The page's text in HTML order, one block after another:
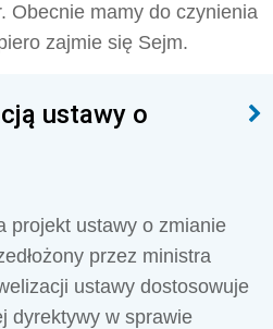
Obecnie mamy do czynienia
zajmie się Sejm.
ustawy o
projekt ustawy o zmianie
przez ministra
ustawy dostosowuje
dyrektywy w sprawie